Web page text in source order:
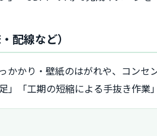
配線など）
かり・壁紙のはがれや、コンセ
「工期の短縮による手抜き作業